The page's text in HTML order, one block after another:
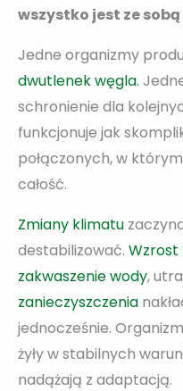
wszystko jest ze sobą
Jedne organizmy
dwutlenek węgla.
schronienie dla
funkcjonuje jak
połączonych, w
całość.
Zmiany klimatu
destabilizować.
zakwaszenie wody,
zanieczyszczenia
jednocześnie.
żyły w stabilnych
nadążają z adaptacją.